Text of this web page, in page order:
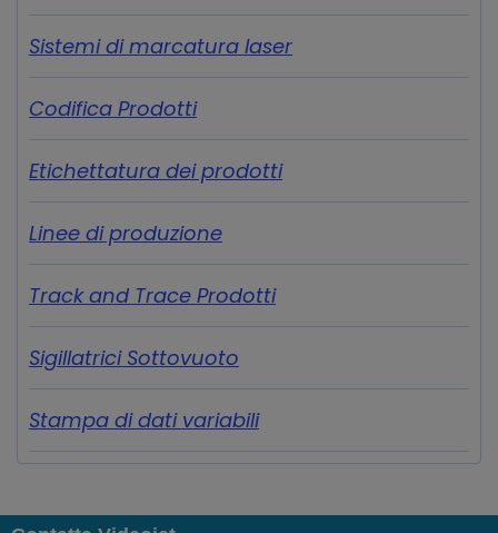
Sistemi di marcatura laser
Codifica Prodotti
Etichettatura dei prodotti
Linee di produzione
Track and Trace Prodotti
Sigillatrici Sottovuoto
Stampa di dati variabili